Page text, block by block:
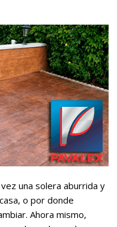
una solera aburrida y
o por donde
Ahora mismo,